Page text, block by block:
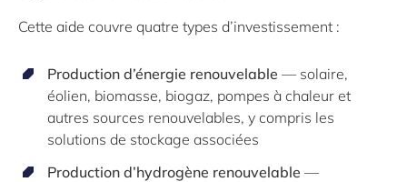
Cette aide couvre quatre types d’investissement :
Production d’énergie renouvelable — solaire,
éolien, biomasse, biogaz, pompes à chaleur et
autres sources renouvelables, y compris les
solutions de stockage associées
Production d’hydrogène renouvelable —